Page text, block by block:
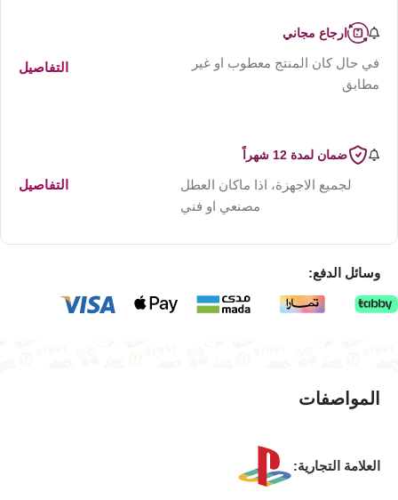
ارجاع مجاني
في حال كان المنتج معطوب او غير
مطابق
التفاصيل
ضمان لمدة 12 شهراً
لجميع الاجهزة، اذا ماكان العطل
مصنعي او فني
التفاصيل
وسائل الدفع:
المواصفات
العلامة التجارية: